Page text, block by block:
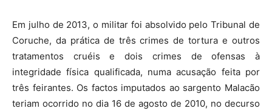
Em julho de 2013, o militar foi absolvido pelo Tribunal de
Coruche, da prática de três crimes de tortura e outros
tratamentos cruéis e dois crimes de ofensas à
integridade física qualificada, numa acusação feita por
três feirantes. Os factos imputados ao sargento Malacão
teriam ocorrido no dia 16 de agosto de 2010, no decurso